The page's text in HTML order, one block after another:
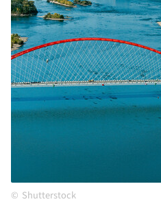
Shutterstock